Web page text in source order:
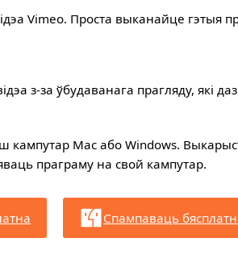
Vimeo. Проста выканайце гэтыя
з-за ўбудаванага прагляду, які
Mac або Windows.
праграму на свой кампутар.
Спампаваць